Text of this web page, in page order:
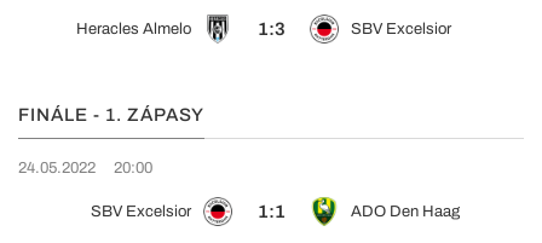
Heracles Almelo 1:3 SBV Excelsior
FINÁLE - 1. ZÁPASY
24.05.2022 20:00
SBV Excelsior 1:1 ADO Den Haag